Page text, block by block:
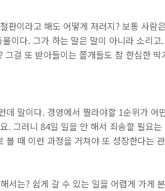
판이라고 해도 어떻게 저러지? 보통 사람
이다. 그가 하는 말은 말이 아니라 소리고
걸 또 받아들이는 쫄개들도 참 한심한 딱
말이다. 경영에서 짤라야할 1순위가 어
. 그러니 84일 일을 안 해서 죄송할 필요
때 이런 과정을 거쳐야 또 성장한다는
서는? 쉽게 갈 수 있는 일을 어렵게 가게